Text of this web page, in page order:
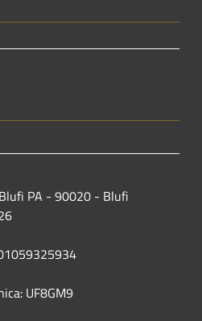
PA - 90020 - Blufi
UF8GM9